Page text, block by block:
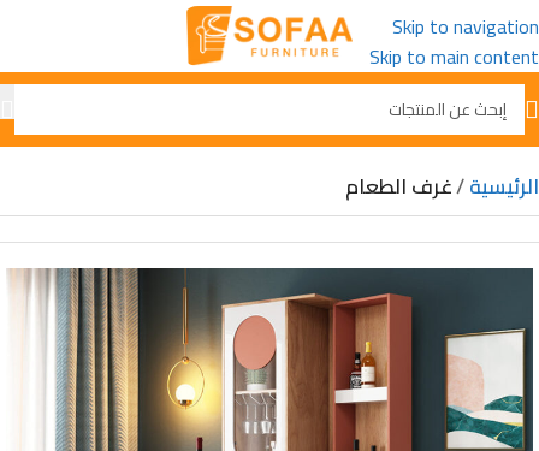
Skip to navigation
Skip to main content
الرئيسية غرف الطعام